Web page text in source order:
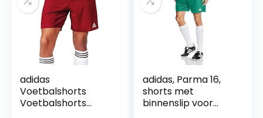
adidas
Voetbalshorts
Voetbalshorts
adidas, Parma 16,
shorts met
binnenslip voor